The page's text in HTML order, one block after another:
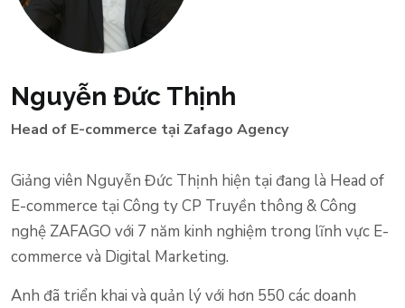
Nguyễn Đức Thịnh
Head of E-commerce tại Zafago Agency
Giảng viên Nguyễn Đức Thịnh hiện tại đang là Head of
E-commerce tại Công ty CP Truyền thông & Công
nghệ ZAFAGO với 7 năm kinh nghiệm trong lĩnh vực E-
commerce và Digital Marketing.
Anh đã triển khai và quản lý với hơn 550 các doanh